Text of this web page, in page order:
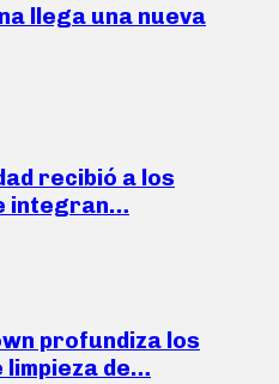
llega una nueva
recibió a los
integran…
profundiza los
de…